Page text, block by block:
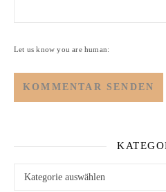
Let us know you are human: